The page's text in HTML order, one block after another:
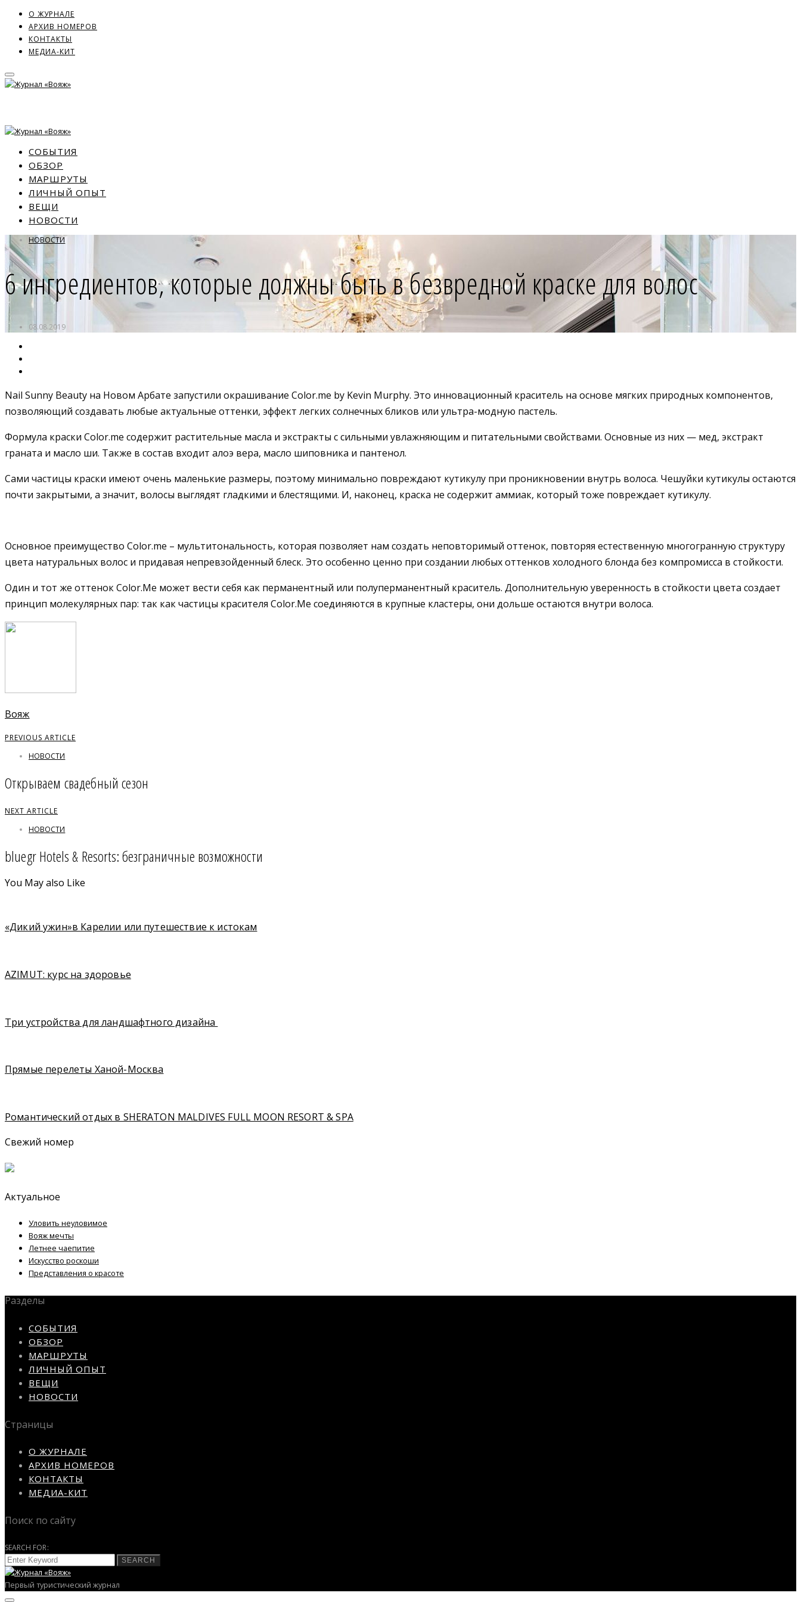
О ЖУРНАЛЕ
АРХИВ НОМЕРОВ
КОНТАКТЫ
МЕДИА-КИТ
СОБЫТИЯ
ОБЗОР
МАРШРУТЫ
ЛИЧНЫЙ ОПЫТ
ВЕЩИ
НОВОСТИ
НОВОСТИ
6 ингредиентов, которые должны быть в безвредной краске для волос
08.08.2019
Nail Sunny Beauty на Новом Арбате запустили окрашивание Color.me by Kevin Murphy. Это инновационный краситель на основе мягких природных компонентов,
позволяющий создавать любые актуальные оттенки, эффект легких солнечных бликов или ультра-модную пастель.
Формула краски Color.me содержит растительные масла и экстракты с сильными увлажняющим и питательными свойствами. Основные из них — мед, экстракт
граната и масло ши. Также в состав входит алоэ вера, масло шиповника и пантенол.
Сами частицы краски имеют очень маленькие размеры, поэтому минимально повреждают кутикулу при проникновении внутрь волоса. Чешуйки кутикулы остаются
почти закрытыми, а значит, волосы выглядят гладкими и блестящими. И, наконец, краска не содержит аммиак, который тоже повреждает кутикулу.
Основное преимущество Color.me – мультитональность, которая позволяет нам создать неповторимый оттенок, повторяя естественную многогранную структуру
цвета натуральных волос и придавая непревзойденный блеск. Это особенно ценно при создании любых оттенков холодного блонда без компромисса в стойкости.
Один и тот же оттенок Color.Me может вести себя как перманентный или полуперманентный краситель. Дополнительную уверенность в стойкости цвета создает
принцип молекулярных пар: так как частицы красителя Color.Me соединяются в крупные кластеры, они дольше остаются внутри волоса.
Вояж
PREVIOUS ARTICLE
НОВОСТИ
Открываем свадебный сезон
NEXT ARTICLE
НОВОСТИ
bluegr Hotels & Resorts: безграничные возможности
You May also Like
«Дикий ужин»в Карелии или путешествие к истокам
AZIMUT: курс на здоровье
Три устройства для ландшафтного дизайна
Прямые перелеты Ханой-Москва
Романтический отдых в SHERATON MALDIVES FULL MOON RESORT & SPA
Свежий номер
Актуальное
Уловить неуловимое
Вояж мечты
Летнее чаепитие
Искусство роскоши
Представления о красоте
Разделы
СОБЫТИЯ
ОБЗОР
МАРШРУТЫ
ЛИЧНЫЙ ОПЫТ
ВЕЩИ
НОВОСТИ
Страницы
О ЖУРНАЛЕ
АРХИВ НОМЕРОВ
КОНТАКТЫ
МЕДИА-КИТ
Поиск по сайту
SEARCH FOR:
SEARCH
Первый туристический журнал